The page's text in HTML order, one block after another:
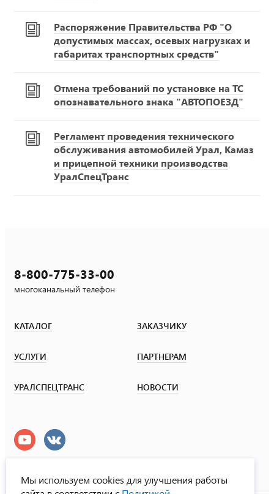
Распоряжение Правительства РФ "О
допустимых массах, осевых нагрузках и
габаритах транспортных средств"
Отмена требований по установке на ТС
опознавательного знака "АВТОПОЕЗД"
Регламент проведения технического
обслуживания автомобилей Урал, Камаз
и прицепной техники производства
УралСпецТранс
8-800-775-33-00
многоканальный телефон
КАТАЛОГ ЗАКАЗЧИКУ
УСЛУГИ ПАРТНЕРАМ
УРАЛСПЕЦТРАНС НОВОСТИ
Мы используем cookies для улучшения работы